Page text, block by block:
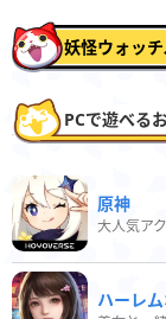
妖怪ウォッ
PCで遊べる
原神
大人気ア
ハーレ